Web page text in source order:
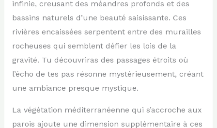
infinie, creusant des méandres profonds et des
bassins naturels d’une beauté saisissante. Ces
rivières encaissées serpentent entre des murailles
rocheuses qui semblent défier les lois de la
gravité. Tu découvriras des passages étroits où
l’écho de tes pas résonne mystérieusement, créant
une ambiance presque mystique.
La végétation méditerranéenne qui s’accroche aux
parois ajoute une dimension supplémentaire à ces